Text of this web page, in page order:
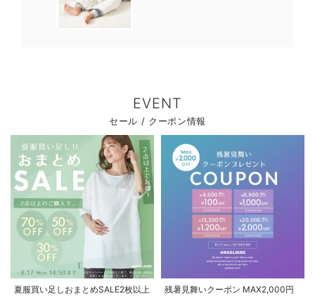
EVENT
セール / クーポン情報
夏服買い足しおまとめSALE2枚以上
残暑見舞いクーポン MAX2,000円